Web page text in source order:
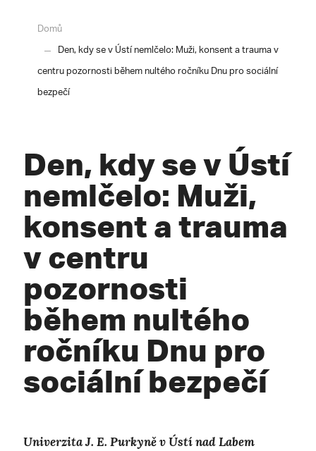
Domů
Den, kdy se v Ústí nemlčelo: Muži, konsent a trauma v
centru pozornosti během nultého ročníku Dnu pro sociální
bezpečí
Den, kdy se v Ústí
nemlčelo: Muži,
konsent a trauma
v centru
pozornosti
během nultého
ročníku Dnu pro
sociální bezpečí
Univerzita J. E. Purkyně v Ústí nad Labem